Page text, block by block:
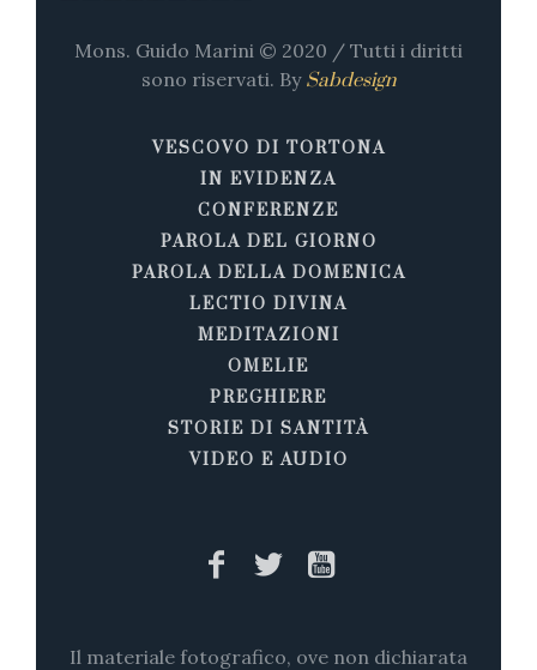
Mons. Guido Marini © 2020 / Tutti i diritti
sono riservati. By Sabdesign
VESCOVO DI TORTONA
IN EVIDENZA
CONFERENZE
PAROLA DEL GIORNO
PAROLA DELLA DOMENICA
LECTIO DIVINA
MEDITAZIONI
OMELIE
PREGHIERE
STORIE DI SANTITÀ
VIDEO E AUDIO
Il materiale fotografico, ove non dichiarata